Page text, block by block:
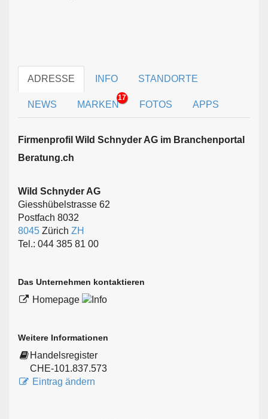
ADRESSE INFO STANDORTE
NEWS MARKEN
17
FOTOS APPS
Firmen­profil Wild Schnyder AG im Branchen­portal
Beratung.ch
Wild Schnyder AG
Giesshübelstrasse 62
Postfach 8032
8045 Zürich ZH
Tel.: 044 385 81 00
Das Unternehmen kontaktieren
Homepage
Weitere Informationen
Handelsregister
CHE-101.837.573
Eintrag ändern